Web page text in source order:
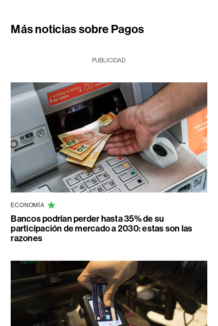
Más noticias sobre Pagos
PUBLICIDAD
ECONOMÍA
Bancos podrían perder hasta 35% de su
participación de mercado a 2030: estas son las
razones